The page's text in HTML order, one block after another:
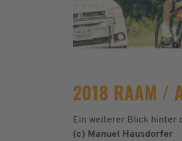
2018 RAAM /
Ein weiterer Blick hinter
(c) Manuel Hausdorfer